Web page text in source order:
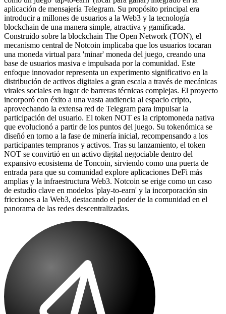
aplicación de mensajería Telegram. Su propósito principal era
introducir a millones de usuarios a la Web3 y la tecnología
blockchain de una manera simple, atractiva y gamificada.
Construido sobre la blockchain The Open Network (TON), el
mecanismo central de Notcoin implicaba que los usuarios tocaran
una moneda virtual para 'minar' moneda del juego, creando una
base de usuarios masiva e impulsada por la comunidad. Este
enfoque innovador representa un experimento significativo en la
distribución de activos digitales a gran escala a través de mecánicas
virales sociales en lugar de barreras técnicas complejas. El proyecto
incorporó con éxito a una vasta audiencia al espacio cripto,
aprovechando la extensa red de Telegram para impulsar la
participación del usuario. El token NOT es la criptomoneda nativa
que evolucionó a partir de los puntos del juego. Su tokenómica se
diseñó en torno a la fase de minería inicial, recompensando a los
participantes tempranos y activos. Tras su lanzamiento, el token
NOT se convirtió en un activo digital negociable dentro del
expansivo ecosistema de Toncoin, sirviendo como una puerta de
entrada para que su comunidad explore aplicaciones DeFi más
amplias y la infraestructura Web3. Notcoin se erige como un caso
de estudio clave en modelos 'play-to-earn' y la incorporación sin
fricciones a la Web3, destacando el poder de la comunidad en el
panorama de las redes descentralizadas.